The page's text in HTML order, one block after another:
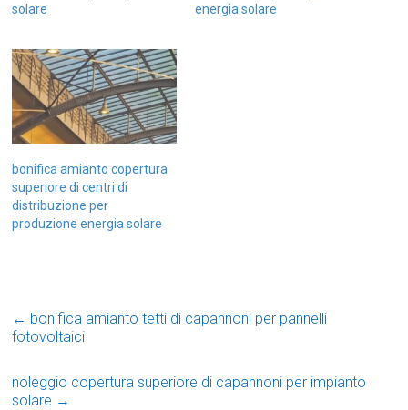
solare
energia solare
bonifica amianto copertura
superiore di centri di
distribuzione per
produzione energia solare
← bonifica amianto tetti di capannoni per pannelli
fotovoltaici
noleggio copertura superiore di capannoni per impianto
solare →